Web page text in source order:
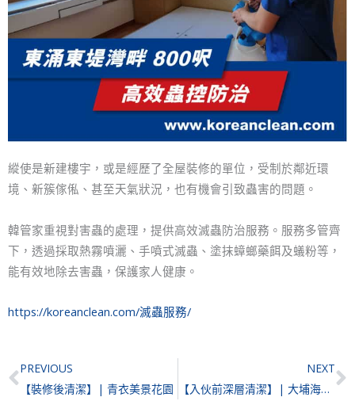
縱使是新建樓宇，或是經歷了全屋裝修的單位，受制於鄰近環
境、新簇傢俬、甚至天氣狀況，也有機會引致蟲害的問題。
韓管家重視對害蟲的處理，提供高效滅蟲防治服務。服務多管齊
下，透過採取熱霧噴灑、手噴式滅蟲、塗抹蟑螂藥餌及蟻粉等，
能有效地除去害蟲，保護家人健康。
https://koreanclean.com/滅蟲服務/
Prev
PREVIOUS
【裝修後清潔】| 青衣美景花園
NEXT
【入伙前深層清潔】| 大埔海日灣II